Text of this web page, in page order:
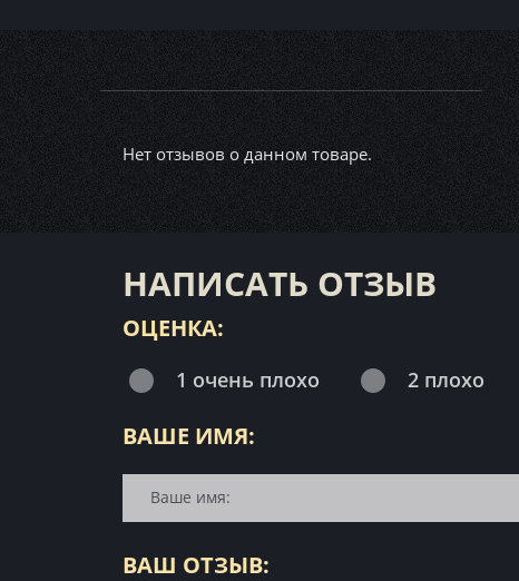
Нет отзывов о данном товаре.
НАПИСАТЬ ОТЗЫВ
ОЦЕНКА:
1 очень плохо 2 плохо
ВАШЕ ИМЯ:
ВАШ ОТЗЫВ: